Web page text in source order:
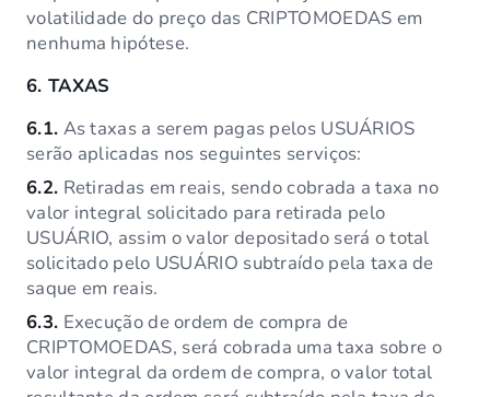
volatilidade do preço das CRIPTOMOEDAS em
nenhuma hipótese.
6. TAXAS
6.1. As taxas a serem pagas pelos USUÁRIOS
serão aplicadas nos seguintes serviços:
6.2. Retiradas em reais, sendo cobrada a taxa no
valor integral solicitado para retirada pelo
USUÁRIO, assim o valor depositado será o total
solicitado pelo USUÁRIO subtraído pela taxa de
saque em reais.
6.3. Execução de ordem de compra de
CRIPTOMOEDAS, será cobrada uma taxa sobre o
valor integral da ordem de compra, o valor total